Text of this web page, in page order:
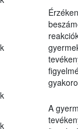
A